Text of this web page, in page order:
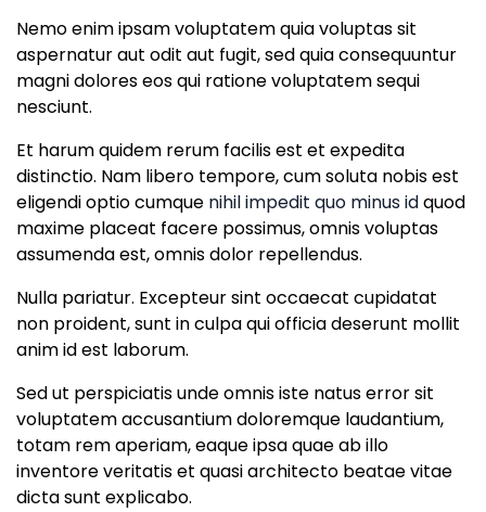
Nemo enim ipsam voluptatem quia voluptas sit
aspernatur aut odit aut fugit, sed quia consequuntur
magni dolores eos qui ratione voluptatem sequi
nesciunt.
Et harum quidem rerum facilis est et expedita
distinctio. Nam libero tempore, cum soluta nobis est
eligendi optio cumque nihil impedit quo minus idquod
maxime placeat facere possimus, omnis voluptas
assumenda est, omnis dolor repellendus.
Nulla pariatur. Excepteur sint occaecat cupidatat
non proident, sunt in culpa qui officia deserunt mollit
anim id est laborum.
Sed ut perspiciatis unde omnis iste natus error sit
voluptatem accusantium doloremque laudantium,
totam rem aperiam, eaque ipsa quae ab illo
inventore veritatis et quasi architecto beatae vitae
dicta sunt explicabo.